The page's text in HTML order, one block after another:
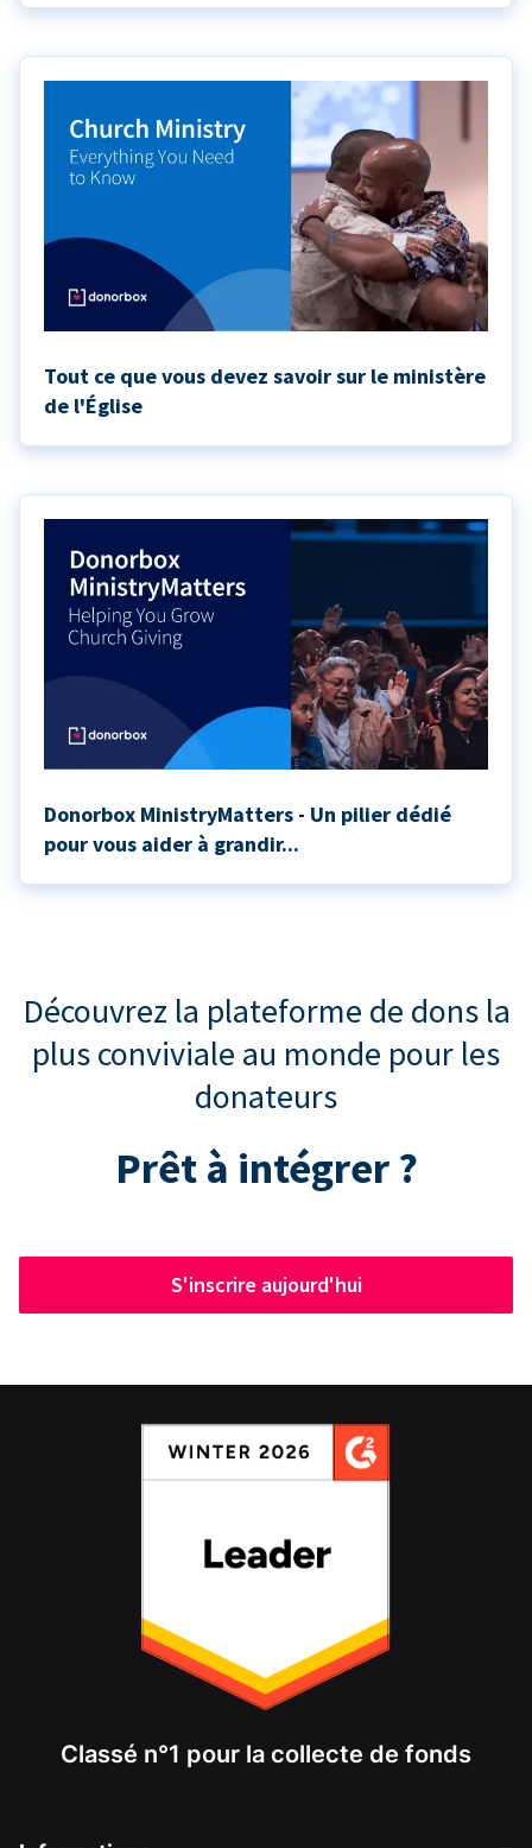
Tout ce que vous devez savoir sur le ministère
de l'Église
Donorbox MinistryMatters - Un pilier dédié
pour vous aider à grandir...
Découvrez la plateforme de dons la
plus conviviale au monde pour les
donateurs
Prêt à intégrer ?
S'inscrire aujourd'hui
Classé n°1 pour la collecte de fonds